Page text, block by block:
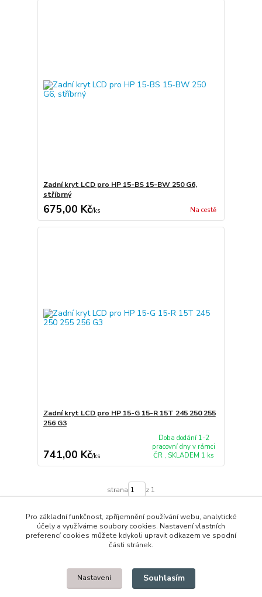
Zadní kryt LCD pro HP 15-BS 15-BW 250 G6,
stříbrný
675,00 Kč/ks Na cestě
Zadní kryt LCD pro HP 15-G 15-R 15T 245 250 255
256 G3
741,00 Kč/ks
Doba dodání 1-2
pracovní dny v rámci
ČR , SKLADEM 1 ks
strana z 1
© 2014 - 2025 Díly pro notebooky
Upravit sběr cookies.
Pro základní funkčnost, zpříjemnění používání webu, analytické
účely a využíváme soubory cookies. Nastavení vlastních
preferencí cookies můžete kdykoli upravit odkazem ve spodní
části stránek.
Nastavení Souhlasím